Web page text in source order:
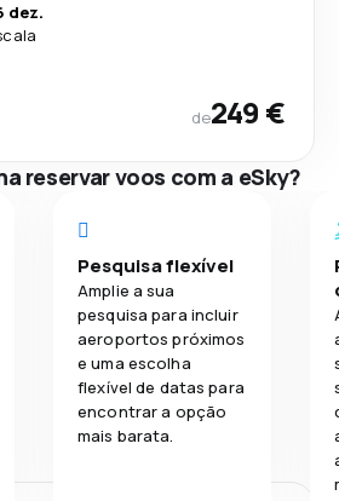
dez.
de249 €
reservar voos com a eSky?
Pesquisa flexível
Amplie a sua
pesquisa para incluir
aeroportos próximos
e uma escolha
flexível de datas para
encontrar a opção
mais barata.